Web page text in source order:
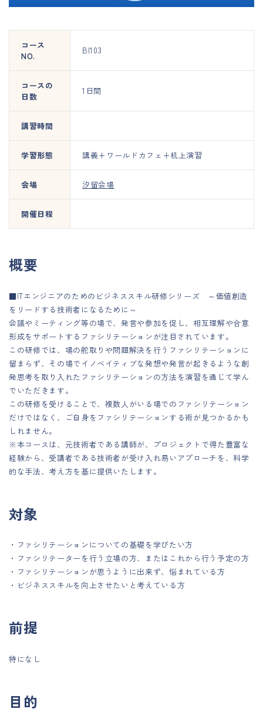
コース
NO.
BI103
コースの
日数
1日間
講習時間
学習形態 講義+ワールドカフェ+机上演習
会場 汐留会場
開催日程
概要
■ITエンジニアのためのビジネススキル研修シリーズ ～価値創造
をリードする技術者になるために～
会議やミーティング等の場で、発言や参加を促し、相互理解や合意
形成をサポートするファシリテーションが注目されています。
この研修では、場の舵取りや問題解決を行うファシリテーションに
留まらず、その場でイノベイティブな発想や発言が起きるような創
発思考を取り入れたファシリテーションの方法を演習を通じて学ん
でいただきます。
この研修を受けることで、複数人がいる場でのファシリテーション
だけではなく、ご自身をファシリテーションする術が見つかるかも
しれません。
※本コースは、元技術者である講師が、プロジェクトで得た豊富な
経験から、受講者である技術者が受け入れ易いアプローチを、科学
的な手法、考え方を基に提供いたします。
対象
・ファシリテーションについての基礎を学びたい方
・ファシリテーターを行う立場の方、またはこれから行う予定の方
・ファシリテーションが思うように出来ず、悩まれている方
・ビジネススキルを向上させたいと考えている方
前提
特になし
目的